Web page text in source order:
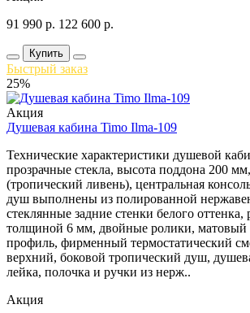
91 990 р. 122 600 р.
Купить
Быстрый заказ
25%
Акция
Душевая кабина Timo Ilma-109
Технические характеристики душевой
прозрачные стекла, высота поддона 200
(тропический ливень), центральная
душ выполнены из полированной
стеклянные задние стенки белого
толщиной 6 мм, двойные ролики,
профиль, фирменный термостатический
верхний, боковой тропический душ,
лейка, полочка и ручки из нерж..
Акция